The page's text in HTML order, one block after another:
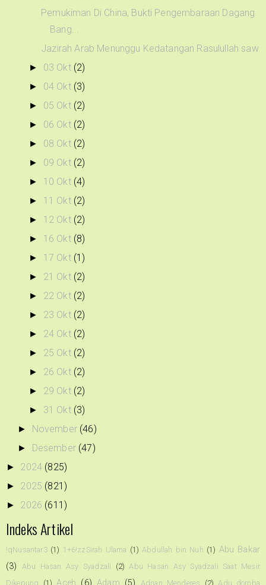
Pemukiman Di China, Bukti Pengembaraan Dagang
Bang...
Jazirah Arab Menunggu Kedatangan Rasulullah saw
► 03 Okt (2)
► 04 Okt (3)
► 05 Okt (2)
► 06 Okt (2)
► 08 Okt (2)
► 09 Okt (2)
► 10 Okt (4)
► 11 Okt (2)
► 12 Okt (2)
► 16 Okt (8)
► 17 Okt (1)
► 21 Okt (2)
► 22 Okt (2)
► 23 Okt (2)
► 24 Okt (2)
► 25 Okt (2)
► 26 Okt (2)
► 29 Okt (2)
► 31 Okt (3)
► November (46)
► Desember (47)
► 2024 (825)
► 2025 (821)
► 2026 (611)
Indeks Artikel
!qNusantar3 (1) 1+6!zzSirah Ulama (1) Abdullah bin Nuh (1) Abu Bakar
(3)
Abu Hasan Asy Syadzali (2) Abu Hasan Asy Syadzali Saat Mesir
Dikepung
(1) Aceh (6) Adam (5) Adnan Menderes (2) Adu domba